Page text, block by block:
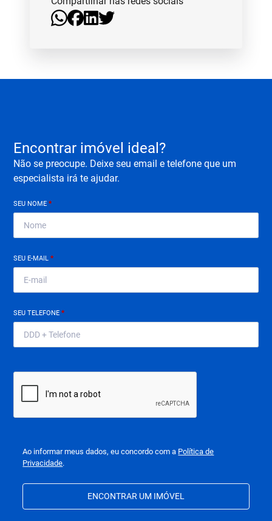
Encontrar imóvel ideal?
Não se preocupe. Deixe seu email e telefone que um
especialista irá te ajudar.
SEU NOME*
SEU E-MAIL*
SEU TELEFONE*
Ao informar meus dados, eu concordo com a Política de
Privacidade.
ENCONTRAR UM IMÓVEL